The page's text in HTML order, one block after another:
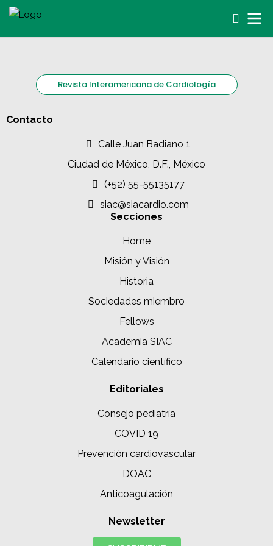
Revista Interamericana de Cardiología
Contacto
Calle Juan Badiano 1
Ciudad de México, D.F., México
(+52) 55-55135177
siac@siacardio.com
Secciones
Home
Misión y Visión
Historia
Sociedades miembro
Fellows
Academia SIAC
Calendario científico
Editoriales
Consejo pediatría
COVID 19
Prevención cardiovascular
DOAC
Anticoagulación
Newsletter